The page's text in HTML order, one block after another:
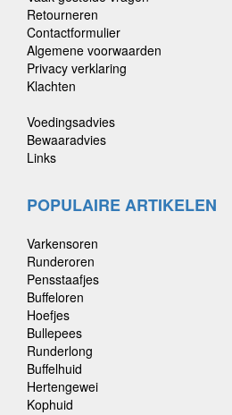
Retourneren
Contactformulier
Algemene voorwaarden
Privacy verklaring
Klachten
Voedingsadvies
Bewaaradvies
Links
POPULAIRE ARTIKELEN
Varkensoren
Runderoren
Pensstaafjes
Buffeloren
Hoefjes
Bullepees
Runderlong
Buffelhuid
Hertengewei
Kophuid